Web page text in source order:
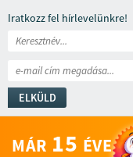
Iratkozz fel hírlevelünkre!
ELKÜLD
MÁR 15 ÉVE